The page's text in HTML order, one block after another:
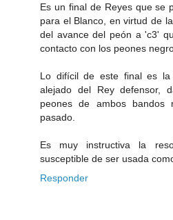
Es un final de Reyes que se
para el Blanco, en virtud de
del avance del peón a 'c3'
contacto con los peones
Lo difícil de este final es
alejado del Rey defensor,
peones de ambos
pasado.
Es muy instructiva la
susceptible de ser usada
Responder